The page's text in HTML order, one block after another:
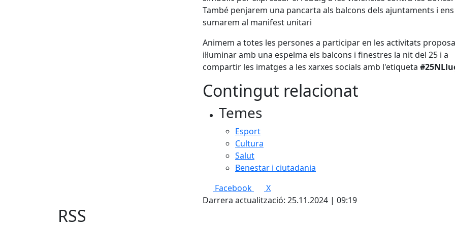
També penjarem una pancarta als balcons dels ajuntaments i ens
sumarem al manifest unitari
Animem a totes les persones a participar en les activitats
il·luminar amb una espelma els balcons i finestres la nit del 25 i a
compartir les imatges a les xarxes socials amb l'etiqueta
Contingut relacionat
Temes
Esport
Cultura
Salut
Benestar i ciutadania
Facebook
X
Darrera actualització: 25.11.2024 | 09:19
RSS